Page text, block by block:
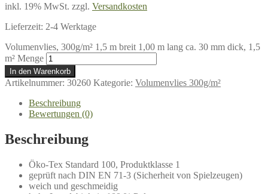
inkl. 19% MwSt. zzgl. Versandkosten
Lieferzeit: 2-4 Werktage
Volumenvlies, 300g/m² 1,5 m breit 1,00 m lang ca. 30 mm dick, 1,5
m² Menge
In den Warenkorb
Artikelnummer: 30260 Kategorie: Volumenvlies 300g/m²
Beschreibung
Bewertungen (0)
Beschreibung
Öko-Tex Standard 100, Produktklasse 1
geprüft nach DIN EN 71-3 (Sicherheit von Spielzeugen)
weich und geschmeidig